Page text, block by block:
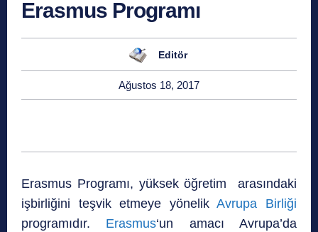
Erasmus Programı
Editör
Ağustos 18, 2017
Erasmus Programı, yüksek öğretim arasındaki
işbirliğini teşvik etmeye yönelikAvrupa Birliği
programıdır. Erasmus‘un amacı Avrupa’da